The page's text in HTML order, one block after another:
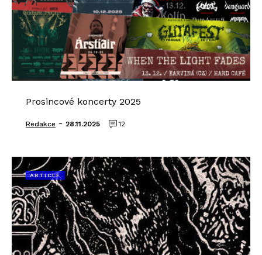
Prosincové koncerty 2025
Redakce - 28.11.2025 12
ARTICLE